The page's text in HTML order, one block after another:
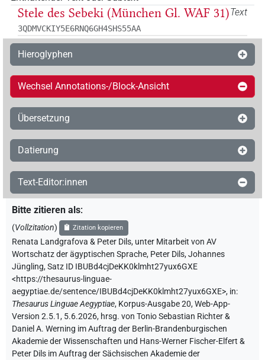
Text
Stele des Sebeki (München Gl. WAF 31)
3QDMVCKIY5E6RNQ6GH4SHS55AA
Hieroglyphen
Wechsel Annotations-/Block-Ansicht
Übersetzung
Datierung
Text-Editor:innen
Bitte zitieren als:
(Vollzitation) Zitation kopieren
Renata Landgrafova & Peter Dils, unter Mitarbeit von AV
Wortschatz der ägyptischen Sprache, Peter Dils,Johannes
Jüngling,Satz ID IBUBd4cjDeKK0klmht27yux6GXE
<https://thesaurus-linguae-
aegyptiae.de/sentence/IBUBd4cjDeKK0klmht27yux6GXE>, in:
Thesaurus Linguae Aegyptiae, Korpus-Ausgabe 20, Web-App-
Version 2.5.1, 5.6.2026, hrsg. von Tonio Sebastian Richter &
Daniel A. Werning im Auftrag der Berlin-Brandenburgischen
Akademie der Wissenschaften und Hans-Werner Fischer-Elfert &
Peter Dils im Auftrag der Sächsischen Akademie der